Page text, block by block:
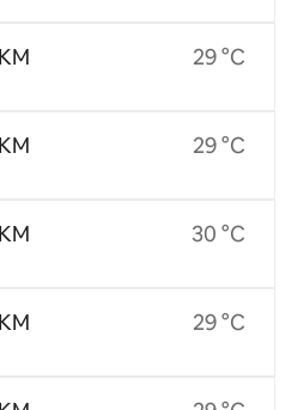
29 °C
29 °C
30 °C
29 °C